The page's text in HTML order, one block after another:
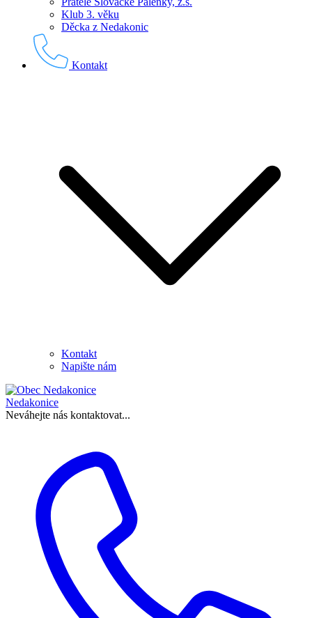
Klub 3. věku
Děcka z Nedakonic
Kontakt
Kontakt
Napište nám
Nedakonice
Neváhejte nás kontaktovat...